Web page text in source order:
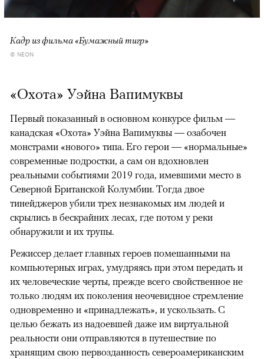
Кадр из фильма «Бумажный тигр»
© NEON
«Охота» Уэйна Вапимуквы
Первый показанный в основном конкурсе фильм —
канадская «Охота» Уэйна Вапимуквы — озабочен
монстрами «нового» типа. Его герои — «нормальные»
современные подростки, а сам он вдохновлен
реальными событиями 2019 года, имевшими место в
Северной Британской Колумбии. Тогда двое
тинейджеров убили трех незнакомых им людей и
скрылись в бескрайних лесах, где потом у реки
обнаружили и их трупы.
Режиссер делает главных героев помешанными на
компьютерных играх, умудряясь при этом передать и
их человеческие черты, прежде всего свойственное не
только людям их поколения неочевидное стремление
одновременно и «принадлежать», и ускользать. С
целью бежать из надоевшей даже им виртуальной
реальности они отправляются в путешествие по
хранящим свою первозданность североамериканским